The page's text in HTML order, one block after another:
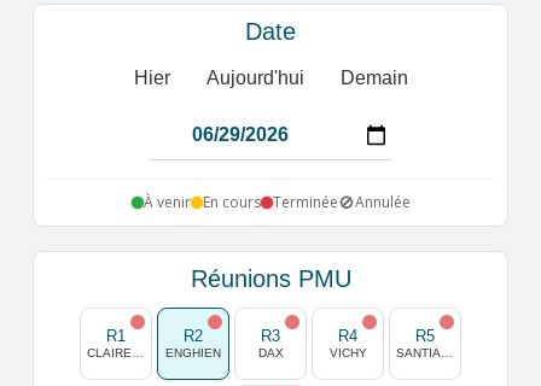
Date
Hier Aujourd'hui Demain
À venir En cours Terminée🚫Annulée
Réunions PMU
R1 R2
ENGHIEN
R3
DAX
R4
VICHY
R5
Réinitialiser